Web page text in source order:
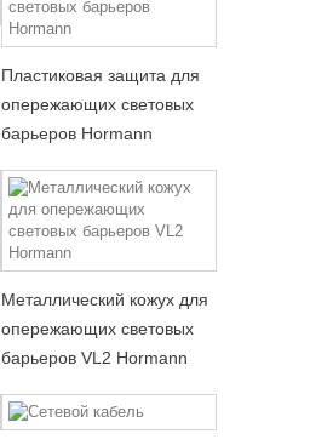
Пластиковая защита для
опережающих световых
барьеров Hormann
Металлический кожух для
опережающих световых
барьеров VL2 Hormann